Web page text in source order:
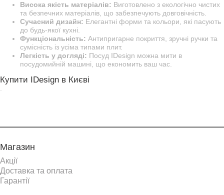
Висока якість матеріалів: Виготовлено з екологічно чистих
та безпечних матеріалів, що забезпечують довговічність.
Сучасний дизайн: Елегантні форми та кольори, які пасують
до будь-якої кухні.
Функціональність: Антипригарне покриття, зручні ручки та
сумісність із усіма типами плит.
Легкість у догляді: Посуд IDesign можна мити в
посудомийній машині, що економить ваш час.
Купити IDesign в Києві
Магазин
Акції
Доставка та оплата
Гарантії